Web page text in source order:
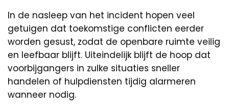
In de nasleep van het incident hopen veel
getuigen dat toekomstige conflicten eerder
worden gesust, zodat de openbare ruimte veilig
en leefbaar blijft. Uiteindelijk blijft de hoop dat
voorbijgangers in zulke situaties sneller
handelen of hulpdiensten tijdig alarmeren
wanneer nodig.